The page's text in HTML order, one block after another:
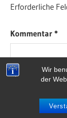
Wir
der
Erforderliche
Kommentar*